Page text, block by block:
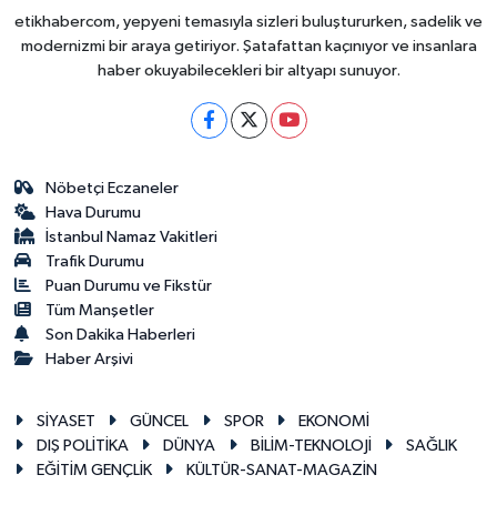
etikhabercom, yepyeni temasıyla sizleri buluştururken, sadelik ve
modernizmi bir araya getiriyor. Şatafattan kaçınıyor ve insanlara
haber okuyabilecekleri bir altyapı sunuyor.
Nöbetçi Eczaneler
Hava Durumu
İstanbul Namaz Vakitleri
Trafik Durumu
Puan Durumu ve Fikstür
Tüm Manşetler
Son Dakika Haberleri
Haber Arşivi
SİYASET GÜNCEL SPOR
EKONOMİ
DIŞ POLİTİKA
DÜNYA BİLİM-TEKNOLOJİ
SAĞLIK
EĞİTİM GENÇLİK
KÜLTÜR-SANAT-MAGAZİN